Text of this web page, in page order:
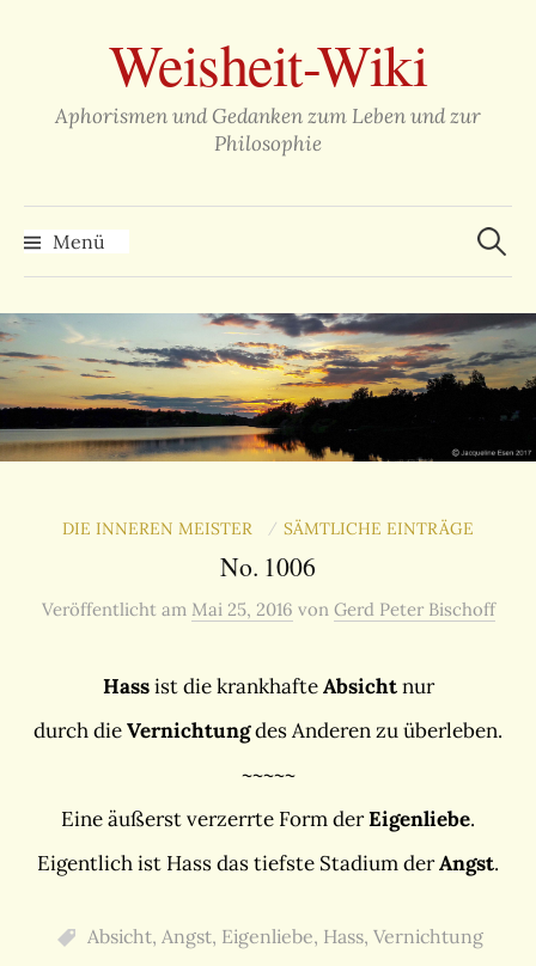
überspringenWeisheit-Wiki
Aphorismen und Gedanken zum Leben und zur
Philosophie
Menü
Suchen
nach:
DIE INNEREN MEISTER / SÄMTLICHE EINTRÄGE
No. 1006
Veröffentlicht am Mai 25, 2016 von Gerd Peter Bischoff
Hassist die krankhafteAbsichtnur
durch dieVernichtungdes Anderen zu überleben.
~~~~~
Eine äußerst verzerrte Form derEigenliebe.
Eigentlich ist Hass das tiefste Stadium derAngst.
Absicht, Angst, Eigenliebe, Hass, Vernichtung